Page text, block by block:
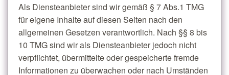
Als Diensteanbieter sind wir gemäß § 7 Abs.1 TMG
für eigene Inhalte auf diesen Seiten nach den
allgemeinen Gesetzen verantwortlich. Nach §§ 8 bis
10 TMG sind wir als Diensteanbieter jedoch nicht
verpflichtet, übermittelte oder gespeicherte fremde
Informationen zu überwachen oder nach Umständen